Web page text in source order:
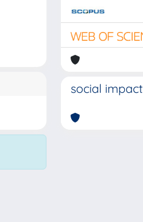
social impact